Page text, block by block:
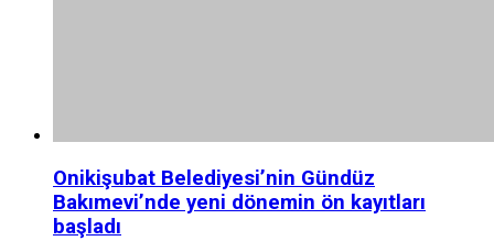
Onikişubat Belediyesi’nin Gündüz
Bakımevi’nde yeni dönemin ön kayıtları
başladı